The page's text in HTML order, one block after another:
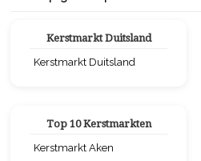
Kerstmarkt Duitsland
Kerstmarkt Duitsland
Top 10 Kerstmarkten
Kerstmarkt Aken